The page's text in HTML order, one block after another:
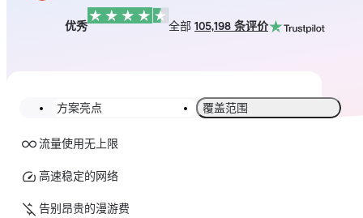
优秀 全部 105,198 条评价
方案亮点 覆盖范围
流量使用无上限
高速稳定的网络
告别昂贵的漫游费